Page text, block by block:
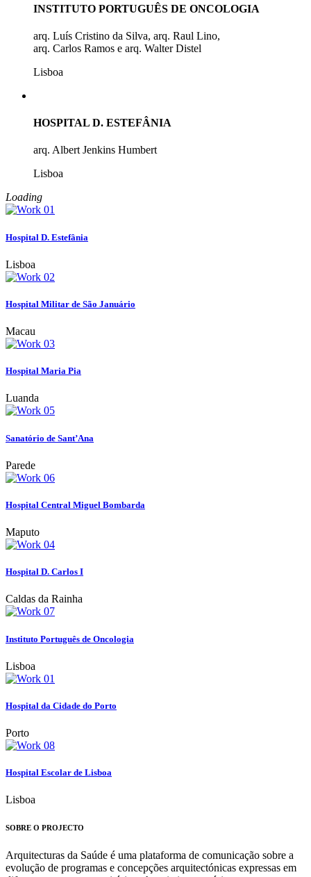
INSTITUTO PORTUGUÊS DE ONCOLOGIA
arq. Luís Cristino da Silva, arq. Raul Lino,
arq. Carlos Ramos e arq. Walter Distel
Lisboa
HOSPITAL D. ESTEFÂNIA
arq. Albert Jenkins Humbert
Lisboa
Loading
Hospital D. Estefânia
Lisboa
Hospital Militar de São Januário
Macau
Hospital Maria Pia
Luanda
Sanatório de Sant’Ana
Parede
Hospital Central Miguel Bombarda
Maputo
Hospital D. Carlos I
Caldas da Rainha
Instituto Português de Oncologia
Lisboa
Hospital da Cidade do Porto
Porto
Hospital Escolar de Lisboa
Lisboa
SOBRE O PROJECTO
Arquitecturas da Saúde é uma plataforma de comunicação sobre a
evolução de programas e concepções arquitectónicas expressas em